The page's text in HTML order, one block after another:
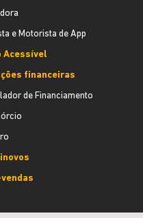
e Motorista de App
Acessível
financeiras
de Financiamento